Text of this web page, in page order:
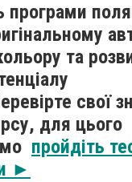
програми
та
свої
для цього
пройдіть
►